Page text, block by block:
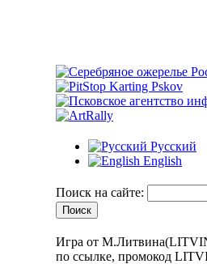
Русский
English
Поиск на сайте:
Игра от
по ссылке, промокод